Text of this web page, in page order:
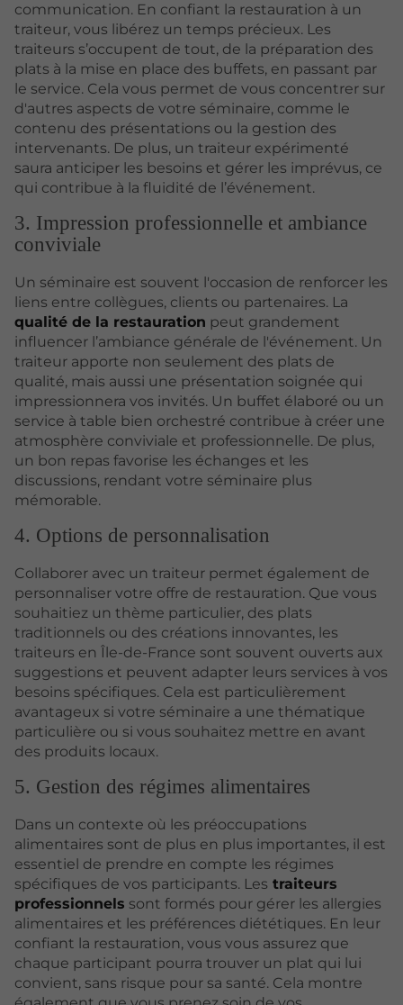
communication. En confiant la restauration à un
traiteur, vous libérez un temps précieux. Les
traiteurs s’occupent de tout, de la préparation des
plats à la mise en place des buffets, en passant par
le service. Cela vous permet de vous concentrer sur
d'autres aspects de votre séminaire, comme le
contenu des présentations ou la gestion des
intervenants. De plus, un traiteur expérimenté
saura anticiper les besoins et gérer les imprévus, ce
qui contribue à la fluidité de l’événement.
3. Impression professionnelle et ambiance
conviviale
Un séminaire est souvent l'occasion de renforcer les
liens entre collègues, clients ou partenaires. La
qualité de la restauration peut grandement
influencer l’ambiance générale de l'événement. Un
traiteur apporte non seulement des plats de
qualité, mais aussi une présentation soignée qui
impressionnera vos invités. Un buffet élaboré ou un
service à table bien orchestré contribue à créer une
atmosphère conviviale et professionnelle. De plus,
un bon repas favorise les échanges et les
discussions, rendant votre séminaire plus
mémorable.
4. Options de personnalisation
Collaborer avec un traiteur permet également de
personnaliser votre offre de restauration. Que vous
souhaitiez un thème particulier, des plats
traditionnels ou des créations innovantes, les
traiteurs en Île-de-France sont souvent ouverts aux
suggestions et peuvent adapter leurs services à vos
besoins spécifiques. Cela est particulièrement
avantageux si votre séminaire a une thématique
particulière ou si vous souhaitez mettre en avant
des produits locaux.
5. Gestion des régimes alimentaires
Dans un contexte où les préoccupations
alimentaires sont de plus en plus importantes, il est
essentiel de prendre en compte les régimes
spécifiques de vos participants. Les traiteurs
professionnels sont formés pour gérer les allergies
alimentaires et les préférences diététiques. En leur
confiant la restauration, vous vous assurez que
chaque participant pourra trouver un plat qui lui
convient, sans risque pour sa santé. Cela montre